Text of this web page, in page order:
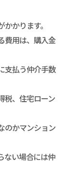
かります。
費用は、購入金
支払う仲介手数
税、住宅ローン
のかマンション
ない場合には仲